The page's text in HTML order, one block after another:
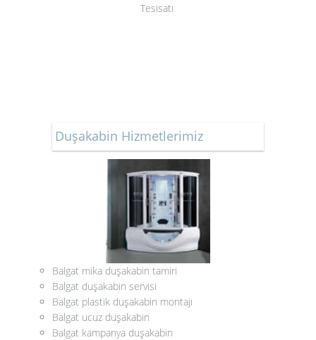
Tesisatı
Duşakabin Hizmetlerimiz
Balgat mika duşakabin tamiri
Balgat duşakabin servisi
Balgat plastik duşakabin montajı
Balgat ucuz duşakabin
Balgat kampanya duşakabin